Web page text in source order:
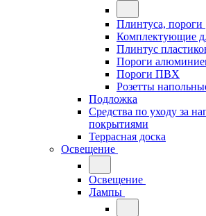
Плинтуса, пороги
Комплектующие
Плинтус
Пороги
Пороги ПВХ
Розетты
Подложка
Средства по уходу за
покрытиями
Террасная доска
Освещение
Освещение
Лампы